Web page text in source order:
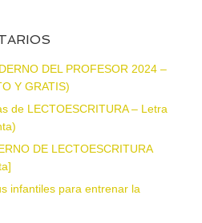
DEL PROFESOR 2024 –
Y GRATIS)
de LECTOESCRITURA – Letra
DE LECTOESCRITURA
infantiles para entrenar la